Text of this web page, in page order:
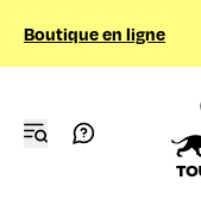
Boutique en ligne